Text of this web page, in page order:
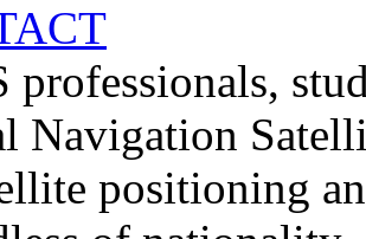
professionals,
Navigation
positioning